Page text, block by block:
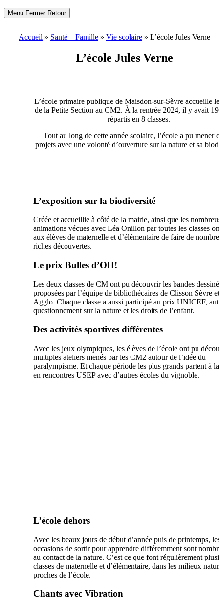
Menu Fermer Retour
Accueil » Santé – Famille » Vie scolaire » L’école Jules Verne
L’école Jules Verne
L’école primaire publique de Maisdon-sur-Sèvre accueille
de la Petite Section au CM2. À la rentrée 2024, il y avait
répartis en 8 classes.
Tout au long de cette année scolaire, l’école a pu mener
projets avec une volonté d’ouverture sur la nature et sa
L’exposition sur la biodiversité
Créée et accueillie à côté de la mairie, ainsi que les
animations vécues avec Léa Onillon par toutes les classes
aux élèves de maternelle et d’élémentaire de faire de
riches découvertes.
Le prix Bulles d’OH!
Les deux classes de CM ont pu découvrir les bandes
proposées par l’équipe de bibliothécaires de Clisson Sèvre
Agglo. Chaque classe a aussi participé au prix UNICEF,
questionnement sur la nature et les droits de l’enfant.
Des activités sportives différentes
Avec les jeux olympiques, les élèves de l’école ont pu
multiples ateliers menés par les CM2 autour de l’idée du
paralympisme. Et chaque période les plus grands partent à
en rencontres USEP avec d’autres écoles du vignoble.
L’école dehors
Avec les beaux jours de début d’année puis de printemps,
occasions de sortir pour apprendre différemment sont
au contact de la nature. C’est ce que font régulièrement
classes de maternelle et d’élémentaire, dans les milieux
proches de l’école.
Chants avec Vibration